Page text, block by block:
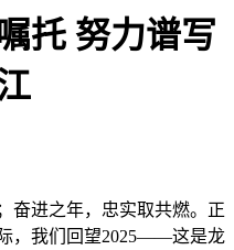
托 努力谱写
进之年，忠实取共燃。正
，我们回望2025——这是龙